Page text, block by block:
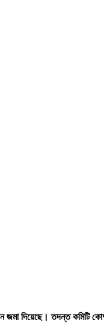
জমা দিয়েছে। তদন্ত কমিটি